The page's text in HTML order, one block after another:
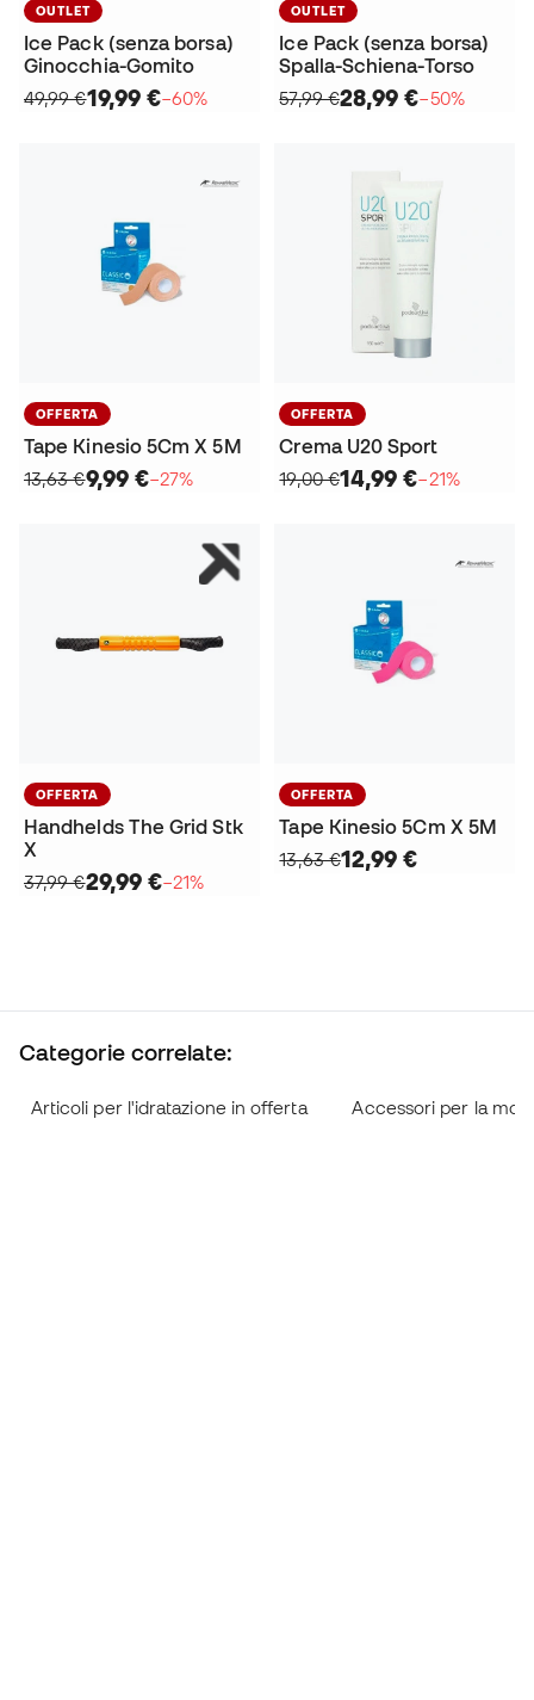
OUTLET
Ice Pack (senza borsa)
Ginocchia-Gomito
49,99 €19,99 €−60%
OUTLET
Ice Pack (senza borsa)
Spalla-Schiena-Torso
57,99 €28,99 €−50%
OFFERTA
Tape Kinesio 5Cm X 5M
13,63 €9,99 €−27%
OFFERTA
Crema U20 Sport
19,00 €14,99 €−21%
OFFERTA
Handhelds The Grid Stk
X
37,99 €29,99 €−21%
OFFERTA
Tape Kinesio 5Cm X 5M
13,63 €12,99 €
Categorie correlate:
Articoli per l'idratazione in offerta Accessori per la